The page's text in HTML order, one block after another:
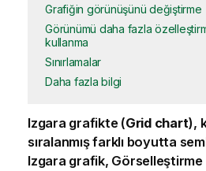
Grafiğin görünüşünü değiştirme
Görünümü daha fazla
kullanma
Sınırlamalar
Daha fazla bilgi
Izgara grafikte (Grid chart),
sıralanmış farklı boyutta
Izgara grafik,